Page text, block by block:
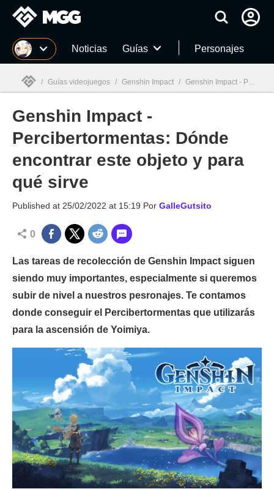
MGG Noticias Guías Personajes
MGG
/ Guías videojuegos / Genshin Impact / Genshin Impact - Percibertormentas: Dónde encontrar este objeto y para qué sirve
Genshin Impact -
Percibertormentas: Dónde
encontrar este objeto y para
qué sirve
Published at 25/02/2022 at 15:19 Por GalleGutsito
0
Las tareas de recolección de Genshin Impact siguen
siendo muy importantes, especialmente si queremos
subir de nivel a nuestros pesronajes. Te contamos
donde conseguir el Percibertormentas que utilizarás
para la ascensión de Yoimiya.